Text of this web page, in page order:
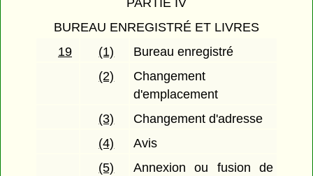
PARTIE IV
BUREAU ENREGISTRÉ ET LIVRES
19
(1)
Bureau enregistré
(2)
Changement
d'emplacement
(3)
Changement d'adresse
(4)
Avis
(5)
Annexion ou fusion de